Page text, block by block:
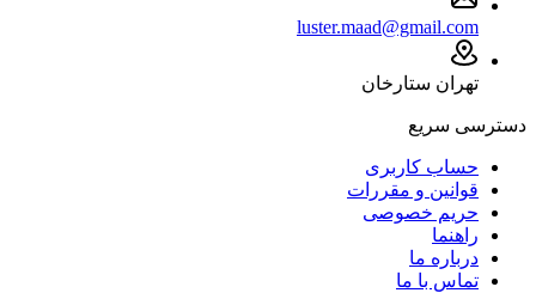
luster.maad@gmail.com
تهران ستارخان
دسترسی سریع
حساب کاربری
قوانین و مقررات
حریم خصوصی
راهنما
درباره ما
تماس با ما